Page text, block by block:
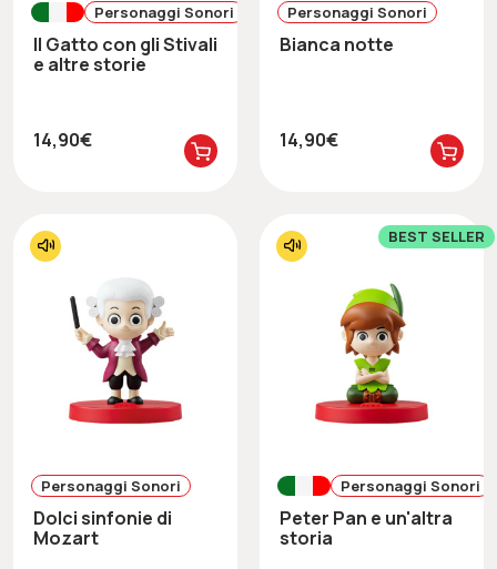
Personaggi Sonori
Il Gatto con gli Stivali
e altre storie
14,90€
Personaggi Sonori
Bianca notte
14,90€
Personaggi Sonori
Dolci sinfonie di
Mozart
BEST SELLER
Personaggi Sonori
Peter Pan e un'altra
storia